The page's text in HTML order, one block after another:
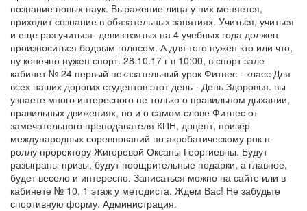
познание новых наук. Выражение лица у них меняется,
приходит сознание в обязательных занятиях. Учиться, учиться
и еще раз учиться- девиз взятых на 4 учебных года должен
произноситься бодрым голосом. А для того нужен кто или что,
ну конечно нужен спорт. 28.10.17 г в 10:00, в спорт зале
кабинет № 24 первый показательный урок Фитнес - класс Для
всех наших дорогих студентов этот день - День Здоровья. вы
узнаете много интересного не только о правильном дыхании,
правильных движениях, но и о самом слове Фитнес от
замечательного преподавателя КПН, доцент, призёр
международных соревнований по акробатическому рок н-
роллу проректору Жигоревой Оксаны Георгиевны. Будут
разыграны призы, будут поощрительные подарки, а главное,
будет весело и интересно. Записаться можно на сайте или в
кабинете № 10, 1 этаж у методиста. Ждем Вас! Не забудьте
спортивную форму. Администрация.